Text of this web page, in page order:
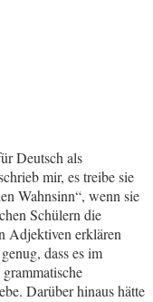
Deutsch als
mir, es treibe sie
Wahnsinn“, wenn sie
Schülern die
Adjektiven erklären
dass es im
Darüber hinaus hätte